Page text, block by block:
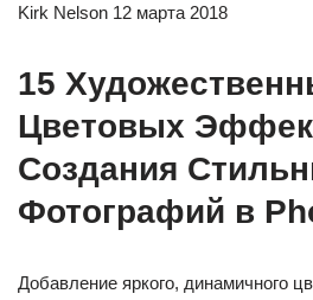
Kirk Nelson 12 марта 2018
15
Цветовых
Создания
Фотографий в
Добавление яркого, динамичного